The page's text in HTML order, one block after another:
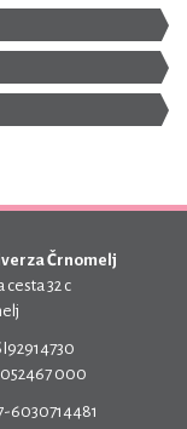
Črnomelj
cesta 32 c
000
6030714481